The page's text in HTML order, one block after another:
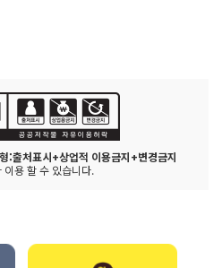
:출처표시+상업적 이용금지+변경금지
이용 할 수 있습니다.